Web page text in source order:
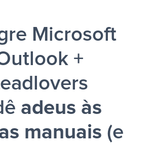
Microsoft
+
adeus às
manuais (e